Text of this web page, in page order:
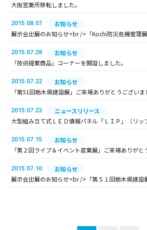
大阪営業所移転しました。
2015.08.07
お知らせ
展示会出展のお知らせ<br />「Kochi防災危機管理展
2015.07.28
お知らせ
「技術提案商品」コーナーを開設しました。
2015.07.22
お知らせ
「第51回栃木県建設展」ご来場ありがとうございま
2015.07.22
ニュースリリース
大型組み立て式ＬＥＤ情報パネル「ＬＩＰ」（リッ
2015.07.15
お知らせ
「第２回ライブ＆イベント産業展」ご来場ありがと
2015.07.10
お知らせ
展示会出展のお知らせ<br />「第５１回栃木県建設